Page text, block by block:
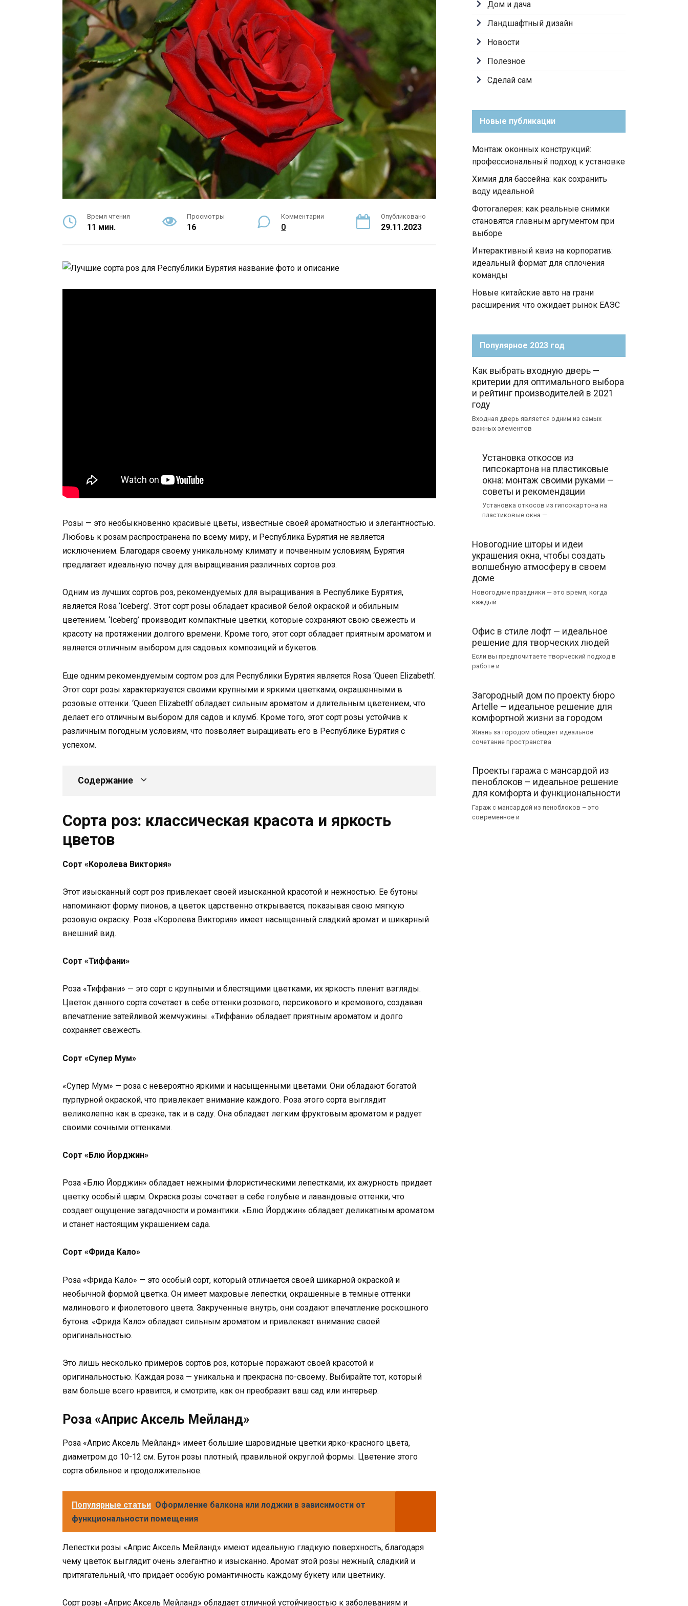
Время чтения
11 мин.
Просмотры
16
Комментарии
0
Опубликовано
29.11.2023
Розы — это необыкновенно красивые цветы, известные своей ароматностью и элегантностью.
Любовь к розам распространена по всему миру, и Республика Бурятия не является
исключением. Благодаря своему уникальному климату и почвенным условиям, Бурятия
предлагает идеальную почву для выращивания различных сортов роз.
Одним из лучших сортов роз, рекомендуемых для выращивания в Республике Бурятия,
является Rosa ‘Iceberg’. Этот сорт розы обладает красивой белой окраской и обильным
цветением. ‘Iceberg’ производит компактные цветки, которые сохраняют свою свежесть и
красоту на протяжении долгого времени. Кроме того, этот сорт обладает приятным ароматом и
является отличным выбором для садовых композиций и букетов.
Еще одним рекомендуемым сортом роз для Республики Бурятия является Rosa ‘Queen Elizabeth’.
Этот сорт розы характеризуется своими крупными и яркими цветками, окрашенными в
розовые оттенки. ‘Queen Elizabeth’ обладает сильным ароматом и длительным цветением, что
делает его отличным выбором для садов и клумб. Кроме того, этот сорт розы устойчив к
различным погодным условиям, что позволяет выращивать его в Республике Бурятия с
успехом.
Содержание
Сорта роз: классическая красота и яркость
цветов
Сорт «Королева Виктория»
Этот изысканный сорт роз привлекает своей изысканной красотой и нежностью. Ее бутоны
напоминают форму пионов, а цветок царственно открывается, показывая свою мягкую
розовую окраску. Роза «Королева Виктория» имеет насыщенный сладкий аромат и шикарный
внешний вид.
Сорт «Тиффани»
Роза «Тиффани» — это сорт с крупными и блестящими цветками, их яркость пленит взгляды.
Цветок данного сорта сочетает в себе оттенки розового, персикового и кремового, создавая
впечатление затейливой жемчужины. «Тиффани» обладает приятным ароматом и долго
сохраняет свежесть.
Сорт «Супер Мум»
«Супер Мум» — роза с невероятно яркими и насыщенными цветами. Они обладают богатой
пурпурной окраской, что привлекает внимание каждого. Роза этого сорта выглядит
великолепно как в срезке, так и в саду. Она обладает легким фруктовым ароматом и радует
своими сочными оттенками.
Сорт «Блю Йорджин»
Роза «Блю Йорджин» обладает нежными флористическими лепестками, их ажурность придает
цветку особый шарм. Окраска розы сочетает в себе голубые и лавандовые оттенки, что
создает ощущение загадочности и романтики. «Блю Йорджин» обладает деликатным ароматом
и станет настоящим украшением сада.
Сорт «Фрида Кало»
Роза «Фрида Кало» — это особый сорт, который отличается своей шикарной окраской и
необычной формой цветка. Он имеет махровые лепестки, окрашенные в темные оттенки
малинового и фиолетового цвета. Закрученные внутрь, они создают впечатление роскошного
бутона. «Фрида Кало» обладает сильным ароматом и привлекает внимание своей
оригинальностью.
Это лишь несколько примеров сортов роз, которые поражают своей красотой и
оригинальностью. Каждая роза — уникальна и прекрасна по-своему. Выбирайте тот, который
вам больше всего нравится, и смотрите, как он преобразит ваш сад или интерьер.
Роза «Априс Аксель Мейланд»
Роза «Априс Аксель Мейланд» имеет большие шаровидные цветки ярко-красного цвета,
диаметром до 10-12 см. Бутон розы плотный, правильной округлой формы. Цветение этого
сорта обильное и продолжительное.
Популярные статьи Оформление балкона или лоджии в зависимости от
функциональности помещения
Лепестки розы «Априс Аксель Мейланд» имеют идеальную гладкую поверхность, благодаря
чему цветок выглядит очень элегантно и изысканно. Аромат этой розы нежный, сладкий и
притягательный, что придает особую романтичность каждому букету или цветнику.
Сорт розы «Априс Аксель Мейланд» обладает отличной устойчивостью к заболеваниям и
Дом и дача
Ландшафтный дизайн
Новости
Полезное
Сделай сам
Новые публикации
Монтаж оконных конструкций:
профессиональный подход к установке
Химия для бассейна: как сохранить
воду идеальной
Фотогалерея: как реальные снимки
становятся главным аргументом при
выборе
Интерактивный квиз на корпоратив:
идеальный формат для сплочения
команды
Новые китайские авто на грани
расширения: что ожидает рынок ЕАЭС
Популярное 2023 год
Как выбрать входную дверь —
критерии для оптимального выбора
и рейтинг производителей в 2021
году
Входная дверь является одним из самых
важных элементов
Установка откосов из
гипсокартона на пластиковые
окна: монтаж своими руками —
советы и рекомендации
Установка откосов из гипсокартона на
пластиковые окна —
Новогодние шторы и идеи
украшения окна, чтобы создать
волшебную атмосферу в своем
доме
Новогодние праздники — это время, когда
каждый
Офис в стиле лофт — идеальное
решение для творческих людей
Если вы предпочитаете творческий подход в
работе и
Загородный дом по проекту бюро
Artelle — идеальное решение для
комфортной жизни за городом
Жизнь за городом обещает идеальное
сочетание пространства
Проекты гаража с мансардой из
пеноблоков – идеальное решение
для комфорта и функциональности
Гараж с мансардой из пеноблоков – это
современное и